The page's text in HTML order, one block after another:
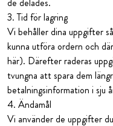
3. Tid för lagring
Vi behåller dina uppgifter
kunna utföra ordern och
här). Därefter raderas
tvungna att spara dem
betalningsinformation i sju
4. Ändamål
Vi använder de uppgifter